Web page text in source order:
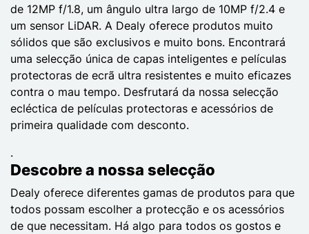
de 12MP f/1.8, um ângulo ultra largo de 10MP f/2.4 e
um sensor LiDAR. A Dealy oferece produtos muito
sólidos que são exclusivos e muito bons. Encontrará
uma selecção única de capas inteligentes e películas
protectoras de ecrã ultra resistentes e muito eficazes
contra o mau tempo. Desfrutará da nossa selecção
ecléctica de películas protectoras e acessórios de
primeira qualidade com desconto.
.
Descobre a nossa selecção
Dealy oferece diferentes gamas de produtos para que
todos possam escolher a protecção e os acessórios
de que necessitam. Há algo para todos os gostos e